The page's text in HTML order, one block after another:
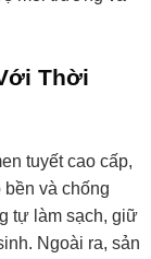
Thời
tuyết cao cấp,
và chống
tự làm sạch, giữ
Ngoài ra, sản